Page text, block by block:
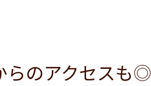
らのアクセスも◎